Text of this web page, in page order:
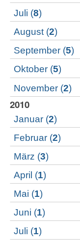
Juli (8)
August(2)
September(5)
Oktober(5)
November(2)
2010
Januar(2)
Februar(2)
März (3)
April (1)
Mai (1)
Juni (1)
Juli (1)